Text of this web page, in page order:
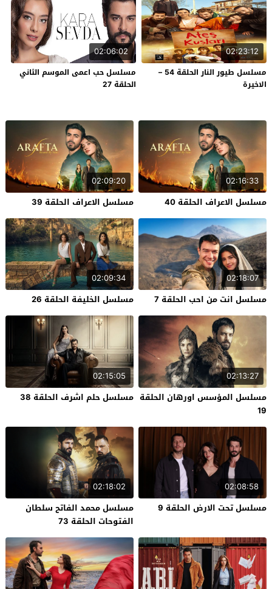
02:23:12
مسلسل طيور النار الحلقة 54 –
الاخيرة
02:06:02
مسلسل حب اعمى الموسم الثاني
الحلقة 27
02:16:33
مسلسل الاعراف الحلقة 40
02:09:20
مسلسل الاعراف الحلقة 39
02:18:07
مسلسل انت من احب الحلقة 7
02:09:34
مسلسل الخليفة الحلقة 26
02:13:27
مسلسل المؤسس اورهان الحلقة
19
02:15:05
مسلسل حلم اشرف الحلقة 38
02:08:58
مسلسل تحت الارض الحلقة 9
02:18:02
مسلسل محمد الفاتح سلطان
الفتوحات الحلقة 73